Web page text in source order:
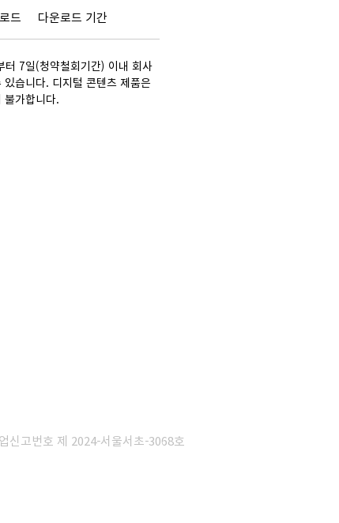
드 다운로드 기간
터 7일(청약철회기간) 이내 회사
있습니다. 디지털 콘텐츠 제품은
불가합니다.
고번호 제 2024-서울서초-3068호